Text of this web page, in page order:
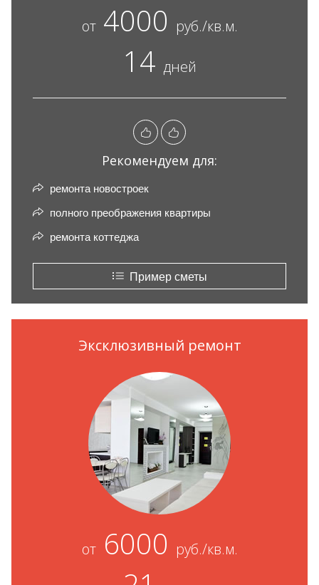
от4000 руб./кв.м.
14 дней
Рекомендуем для:
ремонта новостроек
полного преображения квартиры
ремонта коттеджа
Пример сметы
Эксклюзивный ремонт
от6000 руб./кв.м.